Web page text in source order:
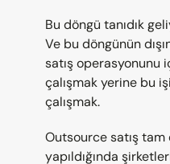
Bu döngü tanıdık
Ve bu döngünün
satış operasyonunu
çalışmak yerine bu
çalışmak.
Outsource satış
yapıldığında